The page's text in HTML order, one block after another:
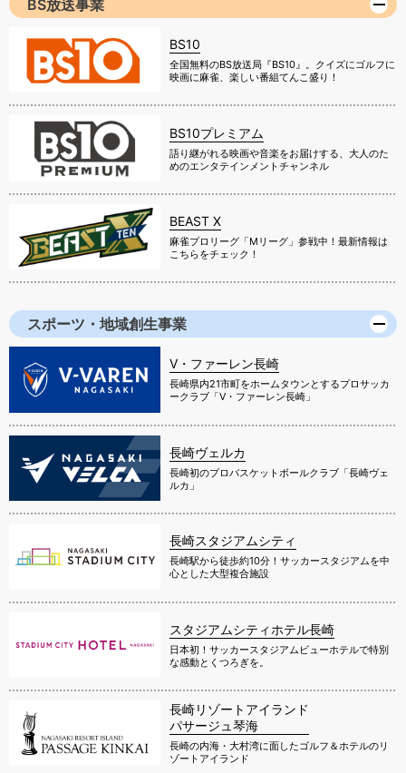
BS放送事業
BS10
全国無料のBS放送局『BS10』。クイズにゴルフに
映画に麻雀、楽しい番組てんこ盛り！
BS10プレミアム
語り継がれる映画や音楽をお届けする、大人のた
めのエンタテインメントチャンネル
BEAST X
麻雀プロリーグ「Mリーグ」参戦中！最新情報は
こちらをチェック！
スポーツ・地域創生事業
V・ファーレン長崎
長崎県内21市町をホームタウンとするプロサッカ
ークラブ「V・ファーレン長崎」
長崎ヴェルカ
長崎初のプロバスケットボールクラブ「長崎ヴェ
ルカ」
長崎スタジアムシティ
長崎駅から徒歩約10分！サッカースタジアムを中
心とした大型複合施設
スタジアムシティホテル長崎
日本初！サッカースタジアムビューホテルで特別
な感動とくつろぎを。
長崎リゾートアイランド
パサージュ琴海
長崎の内海・大村湾に面したゴルフ＆ホテルのリ
ゾートアイランド